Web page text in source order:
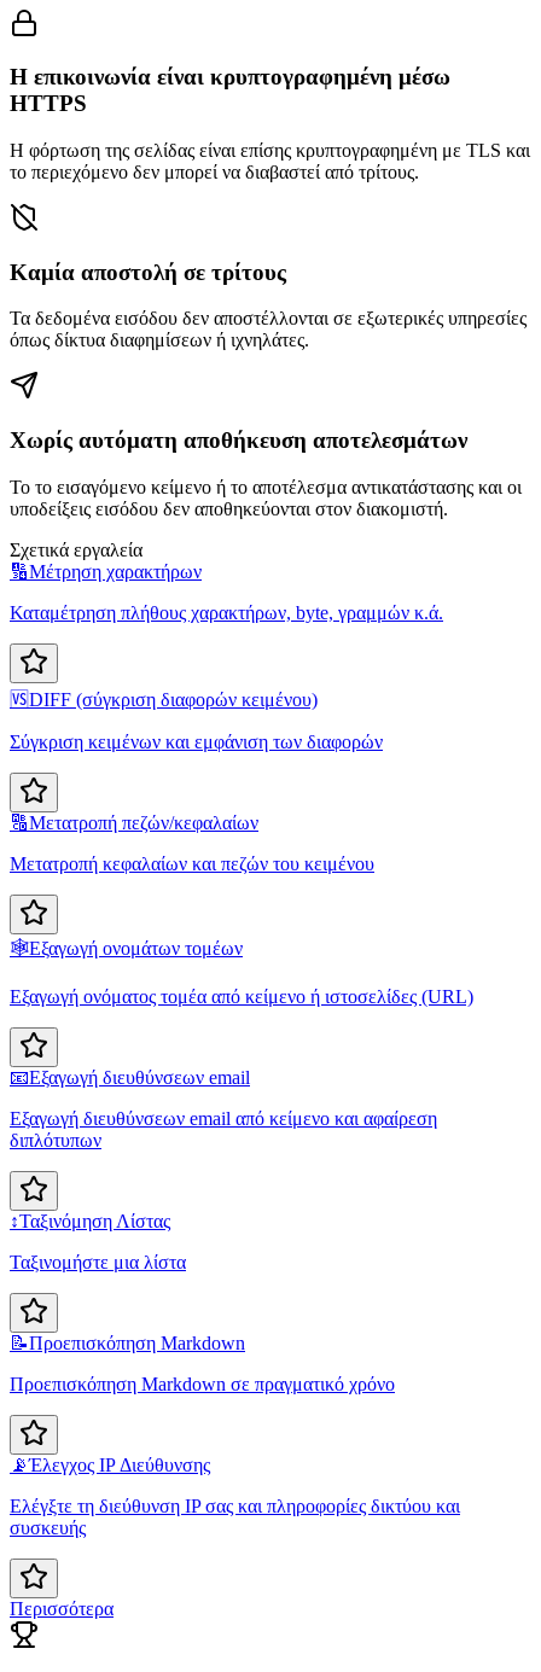
Η επικοινωνία είναι κρυπτογραφημένη μέσω
HTTPS
Η φόρτωση της σελίδας είναι επίσης κρυπτογραφημένη με TLS και
το περιεχόμενο δεν μπορεί να διαβαστεί από τρίτους.
Καμία αποστολή σε τρίτους
Τα δεδομένα εισόδου δεν αποστέλλονται σε εξωτερικές υπηρεσίες
όπως δίκτυα διαφημίσεων ή ιχνηλάτες.
Χωρίς αυτόματη αποθήκευση αποτελεσμάτων
Το το εισαγόμενο κείμενο ή το αποτέλεσμα αντικατάστασης και οι
υποδείξεις εισόδου δεν αποθηκεύονται στον διακομιστή.
Σχετικά εργαλεία
🔢Μέτρηση χαρακτήρων
Καταμέτρηση πλήθους χαρακτήρων, byte, γραμμών κ.ά.
🆚DIFF (σύγκριση διαφορών κειμένου)
Σύγκριση κειμένων και εμφάνιση των διαφορών
🔠Μετατροπή πεζών/κεφαλαίων
Μετατροπή κεφαλαίων και πεζών του κειμένου
🕸️Εξαγωγή ονομάτων τομέων
Εξαγωγή ονόματος τομέα από κείμενο ή ιστοσελίδες (URL)
📧Εξαγωγή διευθύνσεων email
Εξαγωγή διευθύνσεων email από κείμενο και αφαίρεση
διπλότυπων
↕️Ταξινόμηση Λίστας
Ταξινομήστε μια λίστα
📝Προεπισκόπηση Markdown
Προεπισκόπηση Markdown σε πραγματικό χρόνο
📡Έλεγχος IP Διεύθυνσης
Ελέγξτε τη διεύθυνση IP σας και πληροφορίες δικτύου και
συσκευής
Περισσότερα